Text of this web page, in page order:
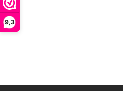
9,3